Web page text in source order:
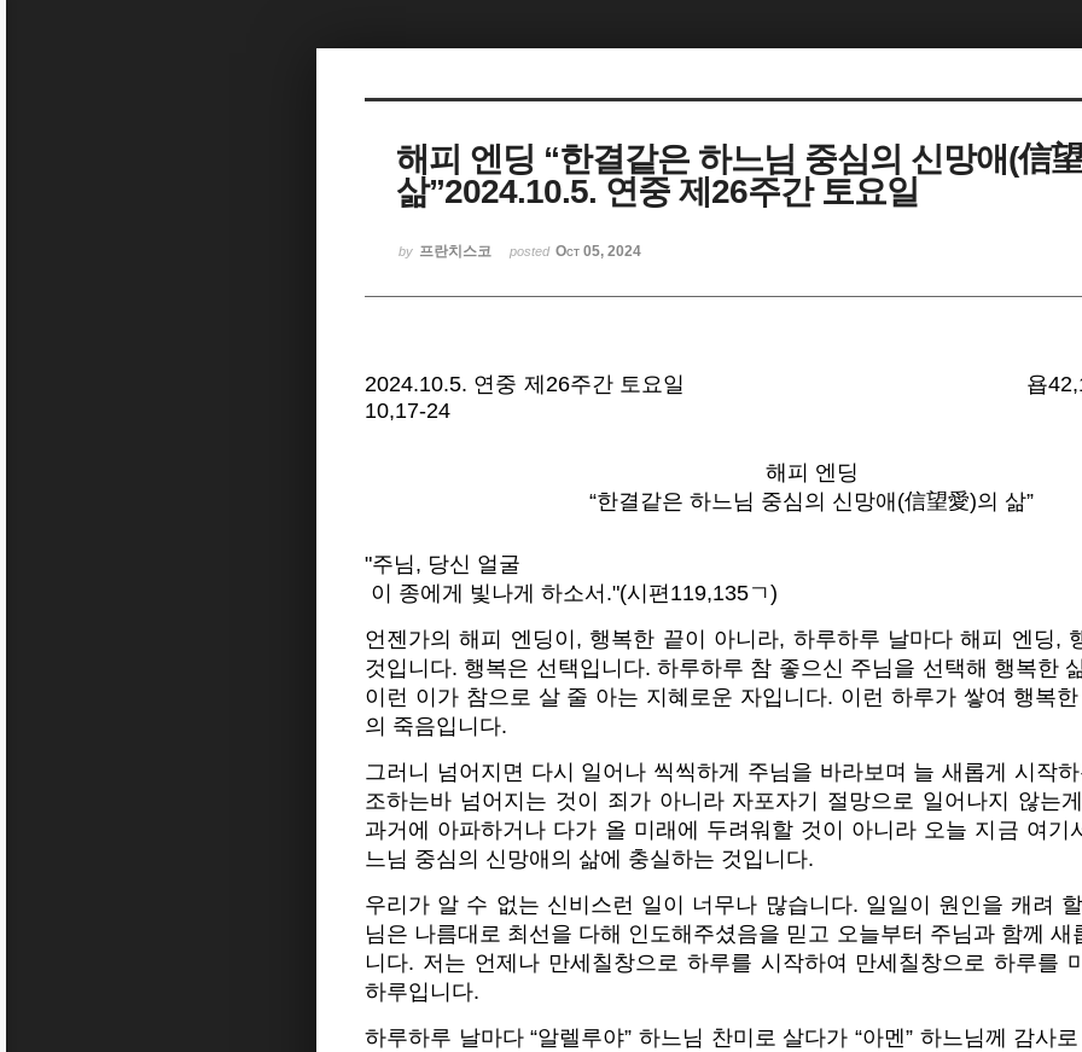
해피 엔딩 “한결같은 하느님 중심의 신망애(信
삶”2024.10.5. 연중 제26주간 토요일
by 프란치스코 posted Oct 05, 2024
2024.10.5. 연중 제26주간 토요일
욥
10,17-24
해피 엔딩
“한결같은 하느님 중심의 신망애(信望愛)의 삶”
"주님, 당신 얼굴
이 종에게 빛나게 하소서."(시편119,135ㄱ)
언젠가의 해피 엔딩이, 행복한 끝이 아니라, 하루하루 날마다 해피 엔딩,
것입니다. 행복은 선택입니다. 하루하루 참 좋으신 주님을 선택해 행복한
이런 이가 참으로 살 줄 아는 지혜로운 자입니다. 이런 하루가 쌓여 행복
의 죽음입니다.
그러니 넘어지면 다시 일어나 씩씩하게 주님을 바라보며 늘 새롭게 시작
조하는바 넘어지는 것이 죄가 아니라 자포자기 절망으로 일어나지 않는
과거에 아파하거나 다가 올 미래에 두려워할 것이 아니라 오늘 지금 여기
느님 중심의 신망애의 삶에 충실하는 것입니다.
우리가 알 수 없는 신비스런 일이 너무나 많습니다. 일일이 원인을 캐려
님은 나름대로 최선을 다해 인도해주셨음을 믿고 오늘부터 주님과 함께 새
니다. 저는 언제나 만세칠창으로 하루를 시작하여 만세칠창으로 하루를
하루입니다.
하루하루 날마다 “알렐루야” 하느님 찬미로 살다가 “아멘” 하느님께 감사
Sketchbook5, 스케치북5
Sketchbook5, 스케치북5